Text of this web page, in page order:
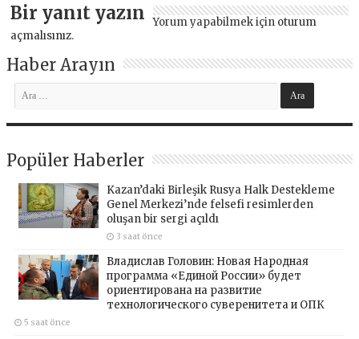
Bir yanıt yazın Yorum yapabilmek için oturum
açmalısınız.
Haber Arayın
Popüler Haberler
Kazan’daki Birleşik Rusya Halk Destekleme
Genel Merkezi’nde felsefi resimlerden
oluşan bir sergi açıldı
3 saat önce
Владислав Головин: Новая Народная
программа «Единой России» будет
ориентирована на развитие
технологического суверенитета и ОПК
5 saat önce